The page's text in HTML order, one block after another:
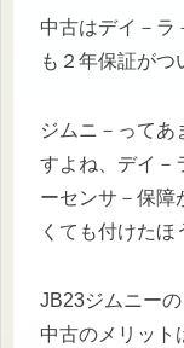
中古はデイ－ラ
も２年保証がつ
ジムニ－ってあ
すよね、デイ－
ーセンサ－保障
くても付けたほ
JB23ジムニー
中古のメリット